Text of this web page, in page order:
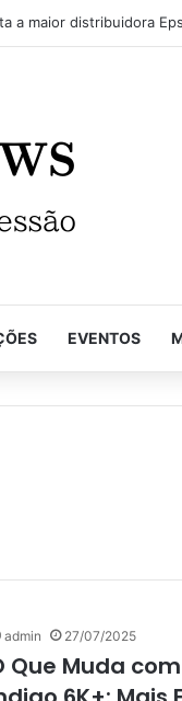
EVENTOS
admin 27/07/2025
Que Muda